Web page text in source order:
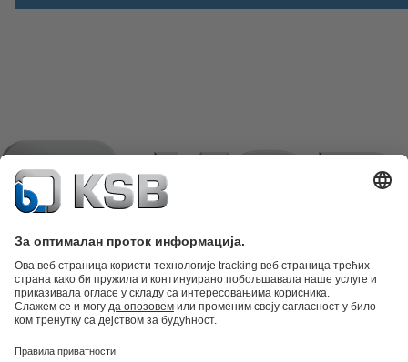
Katalog proizvoda Rezervni delovi
stručna znanja